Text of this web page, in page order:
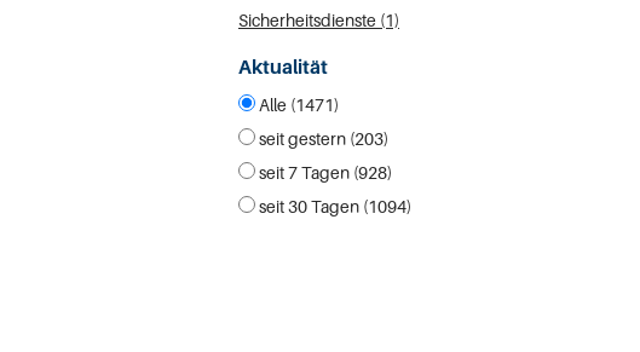
Sicherheitsdienste (1)
Aktualität
Alle (1471)
seit gestern (203)
seit 7 Tagen (928)
seit 30 Tagen (1094)